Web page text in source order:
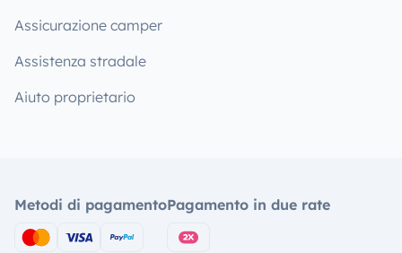
Assicurazione camper
Assistenza stradale
Aiuto proprietario
Metodi di pagamentoPagamento in due rate